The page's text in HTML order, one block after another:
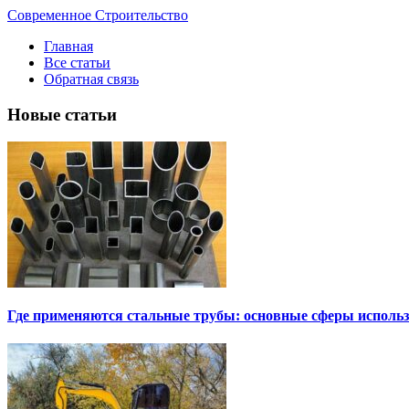
Современное Строительство
Главная
Все статьи
Обратная связь
Новые статьи
Где применяются стальные трубы: основные сферы